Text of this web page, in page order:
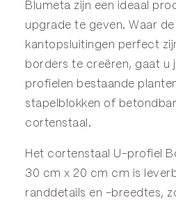
Blumeta zijn een ideaal
upgrade te geven. Waar de
kantopsluitingen perfect
borders te creëren, gaat u
profielen bestaande
stapelblokken of
cortenstaal.
Het cortenstaal U-profiel
30 cm x 20 cm cm is
randdetails en -breedtes,